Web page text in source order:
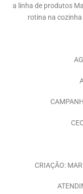
a linha de produtos
rotina na
CRIAÇÃO: